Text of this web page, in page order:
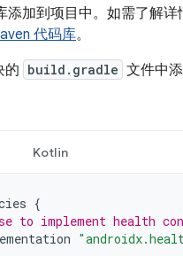
添加到项目中。如需了解详
代码库。
的 build.gradle 文件中
Kotlin
{
to implement health